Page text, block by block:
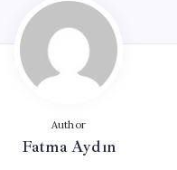
Author
Fatma Aydın